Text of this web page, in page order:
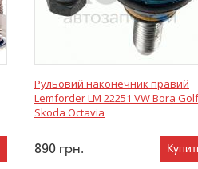
Рульовий наконечник правий
Lemforder LM 22251 VW Bora Golf
Skoda Octavia
890 грн.